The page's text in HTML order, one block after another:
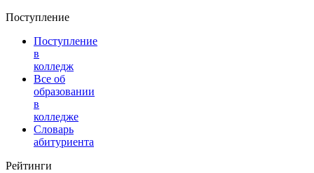
Поступление
Поступление
в
колледж
Все об
образовании
в
колледже
Словарь
абитуриента
Рейтинги